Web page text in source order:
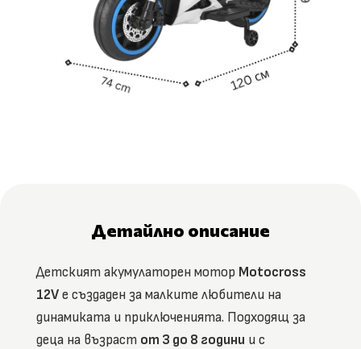
Детайлно описание
Детският акумулаторен мотор Motocross
12Vе създаден за малките любители на
динамиката и приключенията. Подходящ за
деца на възраст от 3 до 8 години и с